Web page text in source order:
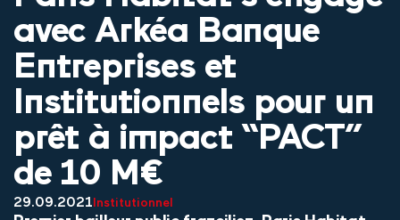
avec Arkéa Banque
Entreprises et
Institutionnels pour un
prêt à impact “PACT”
de 10 M€
29.09.2021 Institutionnel